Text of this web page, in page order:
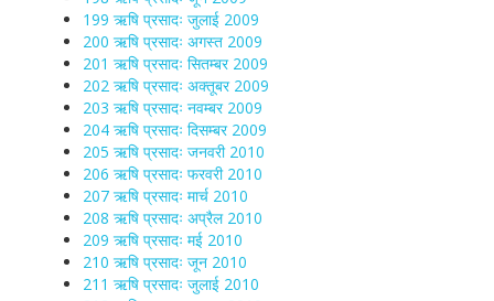
199 ऋषि प्रसादः जुलाई 2009
200 ऋषि प्रसादः अगस्त 2009
201 ऋषि प्रसादः सितम्बर 2009
202 ऋषि प्रसादः अक्तूबर 2009
203 ऋषि प्रसादः नवम्बर 2009
204 ऋषि प्रसादः दिसम्बर 2009
205 ऋषि प्रसादः जनवरी 2010
206 ऋषि प्रसादः फरवरी 2010
207 ऋषि प्रसादः मार्च 2010
208 ऋषि प्रसादः अप्रैल 2010
209 ऋषि प्रसादः मई 2010
210 ऋषि प्रसादः जून 2010
211 ऋषि प्रसादः जुलाई 2010